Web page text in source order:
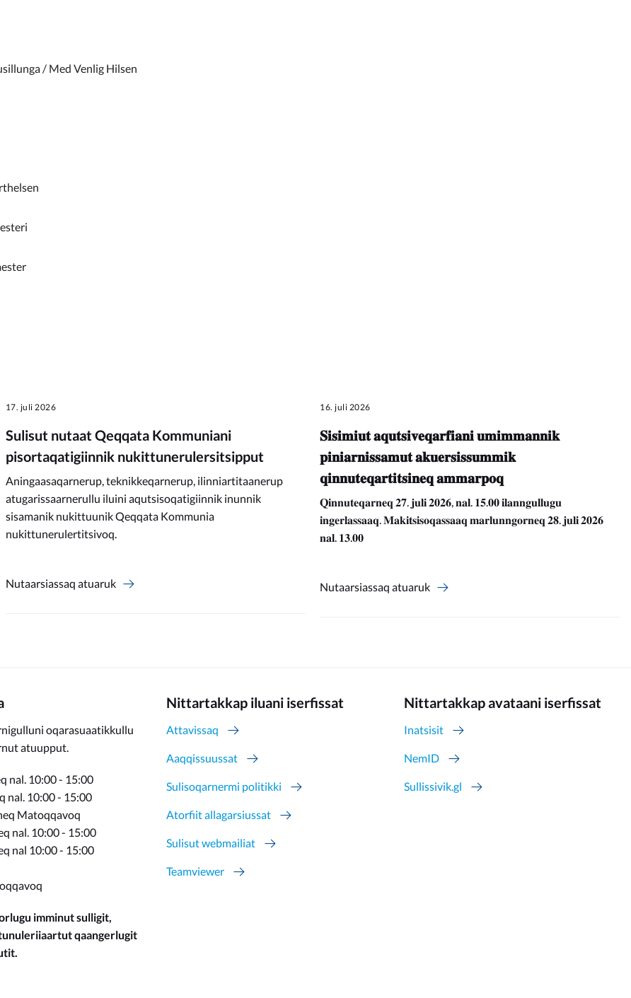
/ Med Venlig Hilsen
17. juli 2026
Sulisut nutaat Qeqqata Kommuniani
pisortaqatigiinnik nukittunerulersitsipput
Aningaasaqarnerup, teknikkeqarnerup, ilinniartitaanerup
atugarissaarnerullu iluini aqutsisoqatigiinnik inunnik
sisamanik nukittuunik Qeqqata Kommunia
nukittunerulertitsivoq.
Nutaarsiassaq atuaruk
16. juli 2026
𝐒𝐢𝐬𝐢𝐦𝐢𝐮𝐭 𝐚𝐪𝐮𝐭𝐬𝐢𝐯𝐞𝐪𝐚𝐫𝐟𝐢𝐚𝐧𝐢 𝐮𝐦𝐢𝐦𝐦𝐚𝐧𝐧𝐢𝐤
𝐩𝐢𝐧𝐢𝐚𝐫𝐧𝐢𝐬𝐬𝐚𝐦𝐮𝐭 𝐚𝐤𝐮𝐞𝐫𝐬𝐢𝐬𝐬𝐮𝐦𝐦𝐢𝐤
𝐪𝐢𝐧𝐧𝐮𝐭𝐞𝐪𝐚𝐫𝐭𝐢𝐭𝐬𝐢𝐧𝐞𝐪 𝐚𝐦𝐦𝐚𝐫𝐩𝐨𝐪
𝐐𝐢𝐧𝐧𝐮𝐭𝐞𝐪𝐚𝐫𝐧𝐞𝐪 𝟐𝟕. 𝐣𝐮𝐥𝐢 𝟐𝟎𝟐𝟔, 𝐧𝐚𝐥. 𝟏𝟓.𝟎𝟎 𝐢𝐥𝐚𝐧𝐧𝐠𝐮𝐥𝐥𝐮𝐠𝐮
𝐢𝐧𝐠𝐞𝐫𝐥𝐚𝐬𝐬𝐚𝐚𝐪. 𝐌𝐚𝐤𝐢𝐭𝐬𝐢𝐬𝐨𝐪𝐚𝐬𝐬𝐚𝐚𝐪 𝐦𝐚𝐫𝐥𝐮𝐧𝐧𝐠𝐨𝐫𝐧𝐞𝐪 𝟐𝟖. 𝐣𝐮𝐥𝐢 𝟐𝟎𝟐𝟔
𝐧𝐚𝐥. 𝟏𝟑.𝟎𝟎
Nutaarsiassaq atuaruk
oqarasuaatikkullu
atuupput.
nal. 10:00 - 15:00
nal. 10:00 - 15:00
Matoqqavoq
nal. 10:00 - 15:00
nal 10:00 - 15:00
imminut sulligit,
qaangerlugit
Nittartakkap iluani iserfissat
Attavissaq
Aaqqissuussat
Sulisoqarnermi politikki
Atorfiit allagarsiussat
Sulisut webmailiat
Teamviewer
Nittartakkap avataani iserfissat
Inatsisit
NemID
Sullissivik.gl